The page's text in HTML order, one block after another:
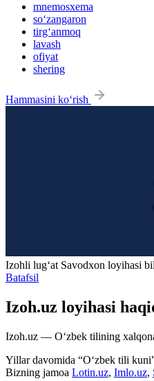
mnemosxema
so‘zangaron
tirg‘anmoq
lavash
ofiyat
shering
Hammasini ko‘rish
Izohli lugʻat Savodxon loyihasi
Batafsil
Izoh.uz loyihasi
Izoh.uz — O‘zbek tilining
Yillar davomida “O‘zbek tili
Bizning jamoa Lotin.uz, Imlo.uz,